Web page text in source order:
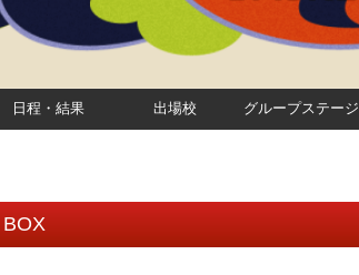
日程・結果 出場校 グループステージ
BOX